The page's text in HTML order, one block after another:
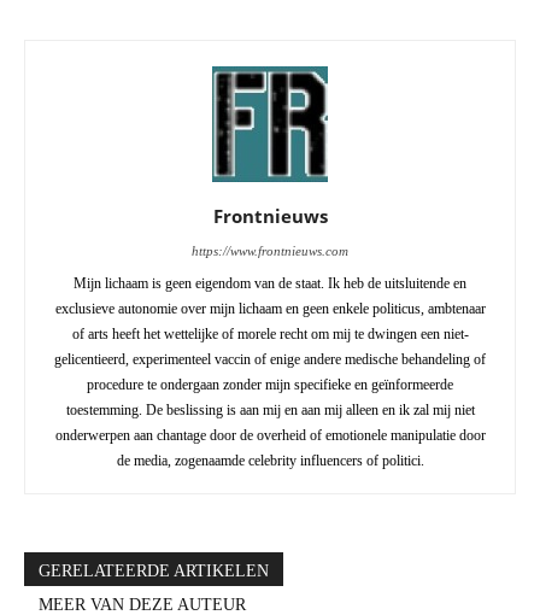
Frontnieuws
https://www.frontnieuws.com
Mijn lichaam is geen eigendom van de staat. Ik heb de uitsluitende en
exclusieve autonomie over mijn lichaam en geen enkele politicus, ambtenaar
of arts heeft het wettelijke of morele recht om mij te dwingen een niet-
gelicentieerd, experimenteel vaccin of enige andere medische behandeling of
procedure te ondergaan zonder mijn specifieke en geïnformeerde
toestemming. De beslissing is aan mij en aan mij alleen en ik zal mij niet
onderwerpen aan chantage door de overheid of emotionele manipulatie door
de media, zogenaamde celebrity influencers of politici.
GERELATEERDE ARTIKELEN
MEER VAN DEZE AUTEUR